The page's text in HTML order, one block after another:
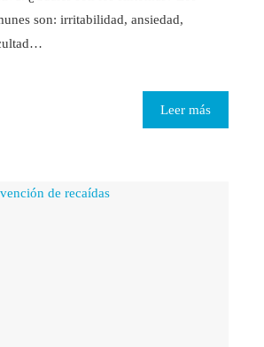
son: irritabilidad, ansiedad,
Leer más